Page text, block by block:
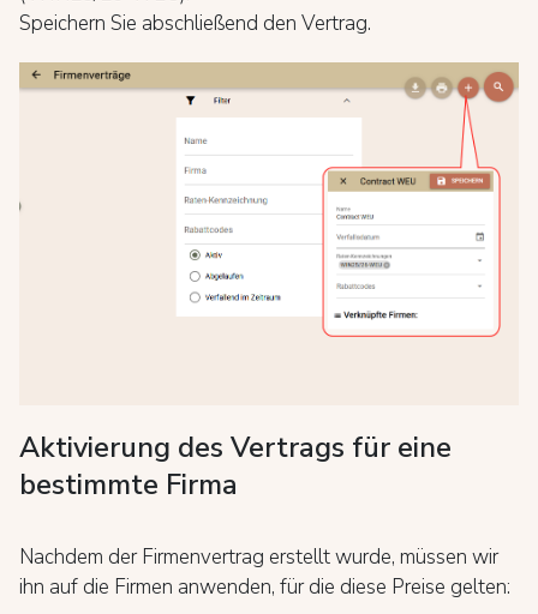
Speichern Sie abschließend den Vertrag.
Aktivierung des Vertrags für eine
bestimmte Firma
Nachdem der Firmenvertrag erstellt wurde, müssen wir
ihn auf die Firmen anwenden, für die diese Preise gelten: